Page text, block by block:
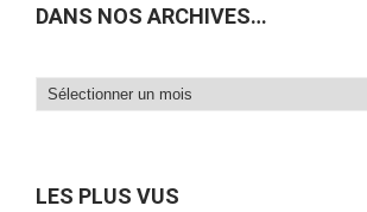
DANS NOS ARCHIVES…
Dans
LES PLUS VUS